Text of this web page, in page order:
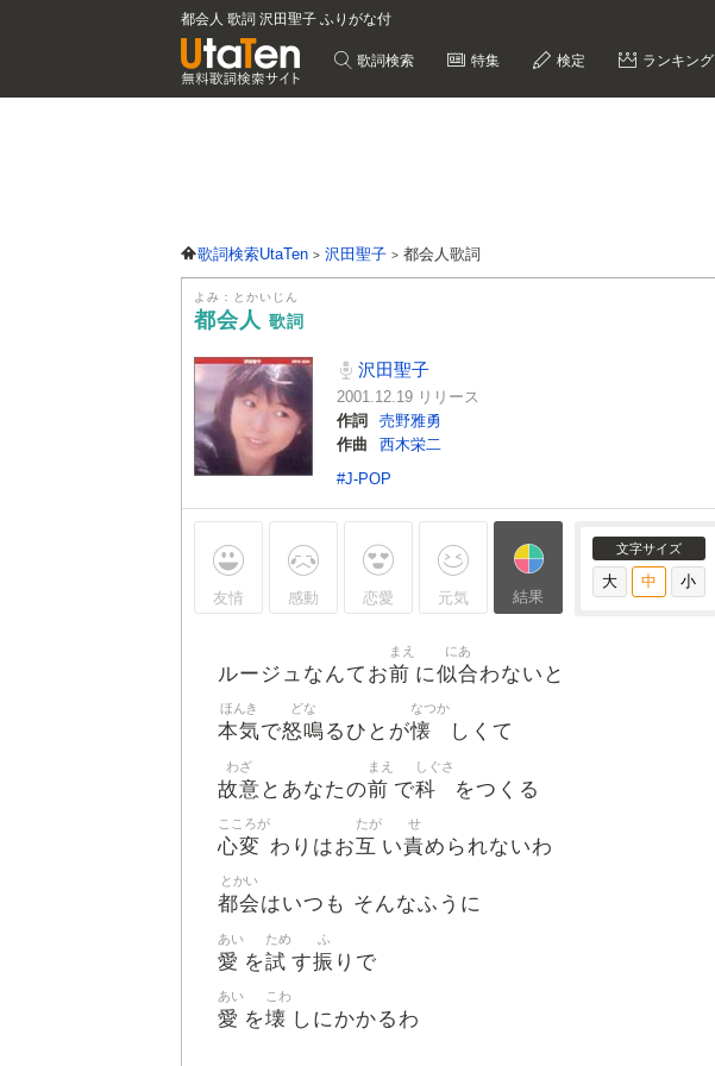
都会人 歌詞 沢田聖子 ふりがな付
歌詞検索 特集 検定 ランキング
歌詞検索UtaTen 沢田聖子 都会人歌詞
よみ：とかいじん
都会人 歌詞
沢田聖子
2001.12.19 リリース
作詞
売野雅勇
作曲
西木栄二
#J-POP
友情 感動 恋愛 元気 結果
文字サイズ
ルージュなんてお前
まえ
に似合
にあ
わないと
本気
ほんき
で怒鳴
どな
るひとが懐
なつか
しくて
故意
わざ
とあなたの前
まえ
で科
しぐさ
をつくる
心変
こころが
わりはお互
たが
い責
せ
められないわ
都会
とかい
はいつも そんなふうに
愛
あい
を試
ため
す振
ふ
りで
愛
あい
を壊
こわ
しにかかるわ